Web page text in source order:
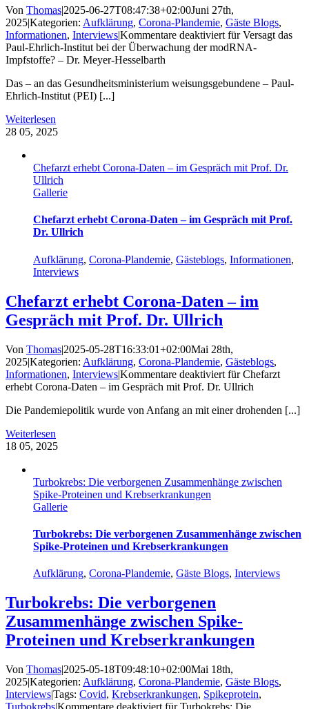
Von Thomas|2025-06-27T08:47:38+02:00Juni 27th,
2025|Kategorien: Aufklärung, Corona-Plandemie, Gäste Blogs,
Informationen, Interviews|Kommentare deaktiviert für Versagt das
Paul-Ehrlich-Institut bei der Überwachung der modRNA-
Impfstoffe? – Dr. Meyer-Hesselbarth
Das – an das Gesundheitsministerium weisungsgebundene – Paul-
Ehrlich-Institut (PEI) [...]
Weiterlesen
28 05, 2025
Chefarzt erhebt Corona-Daten – im Gespräch mit Prof. Dr.
Ullrich
Gallerie
Chefarzt erhebt Corona-Daten – im Gespräch mit Prof.
Dr. Ullrich
Aufklärung, Corona-Plandemie, Gästeblogs, Informationen,
Interviews
Chefarzt erhebt Corona-Daten – im
Gespräch mit Prof. Dr. Ullrich
Von Thomas|2025-05-28T16:33:01+02:00Mai 28th,
2025|Kategorien: Aufklärung, Corona-Plandemie, Gästeblogs,
Informationen, Interviews|Kommentare deaktiviert für Chefarzt
erhebt Corona-Daten – im Gespräch mit Prof. Dr. Ullrich
Die Pandemiepolitik wurde von Anfang an mit einer drohenden [...]
Weiterlesen
18 05, 2025
Turbokrebs: Die verborgenen Zusammenhänge zwischen
Spike-Proteinen und Krebserkrankungen
Gallerie
Turbokrebs: Die verborgenen Zusammenhänge zwischen
Spike-Proteinen und Krebserkrankungen
Aufklärung, Corona-Plandemie, Gäste Blogs, Interviews
Turbokrebs: Die verborgenen
Zusammenhänge zwischen Spike-
Proteinen und Krebserkrankungen
Von Thomas|2025-05-18T09:48:10+02:00Mai 18th,
2025|Kategorien: Aufklärung, Corona-Plandemie, Gäste Blogs,
Interviews|Tags: Covid, Krebserkrankungen, Spikeprotein,
Turbokrebs|Kommentare deaktiviert für Turbokrebs: Die